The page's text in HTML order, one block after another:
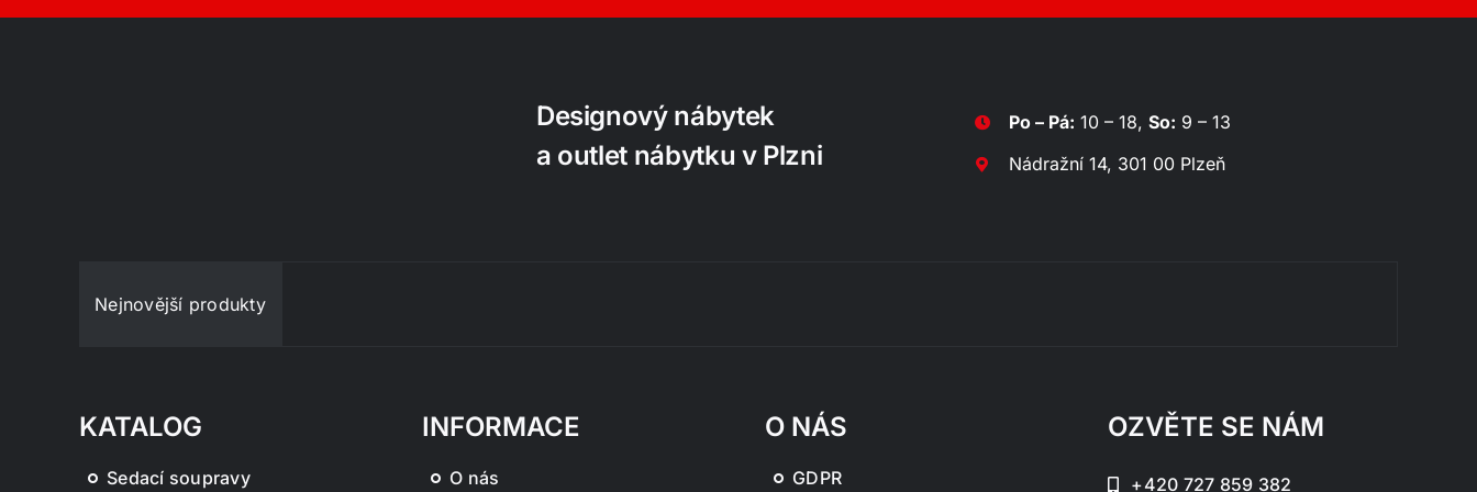
Designový nábytek
a outlet nábytku v Plzni
Po – Pá: 10 – 18,So: 9 – 13
Nádražní 14, 301 00 Plzeň
Nejnovější produkty
KATALOG
Sedací soupravy
INFORMACE
O nás
O NÁS
GDPR
OZVĚTE SE NÁM
+420 727 859 382